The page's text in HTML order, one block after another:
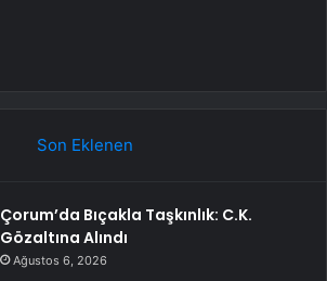
Son Eklenen
Çorum’da Bıçakla Taşkınlık: C.K.
Gözaltına Alındı
Ağustos 6, 2026